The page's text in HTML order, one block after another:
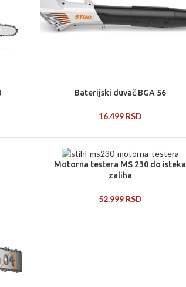
Baterijski duvač BGA 56
16.499 RSD
Motorna testera MS 230 do isteka
zaliha
52.999 RSD